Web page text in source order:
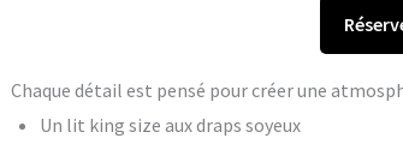
Chaque détail est pensé pour créer une
Un lit king size aux draps soyeux